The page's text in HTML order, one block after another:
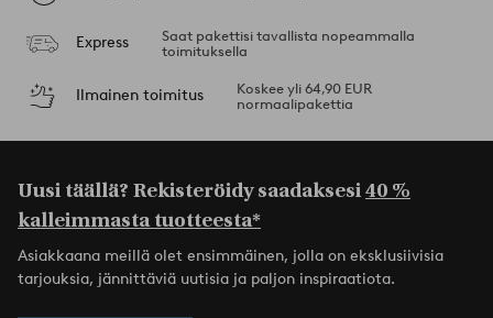
Express
Saat pakettisi tavallista nopeammalla
toimituksella
Ilmainen toimitus
Koskee yli 64,90 EUR
normaalipakettia
Uusi täällä? Rekisteröidy saadaksesi40 %
kalleimmasta tuotteesta*
Asiakkaana meillä olet ensimmäinen, jolla on eksklusiivisia
tarjouksia, jännittäviä uutisia ja paljon inspiraatiota.